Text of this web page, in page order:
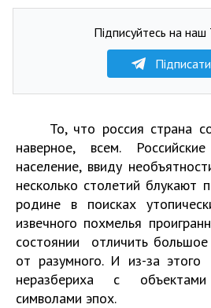
Підписуйтесь на
То, что россия страна со
наверное, всем.
население, ввиду
несколько столетий блукают
родине в поисках
извечного похмелья
состоянии отличить большое
от разумного. И из-за этого
неразбериха с
символами эпох.